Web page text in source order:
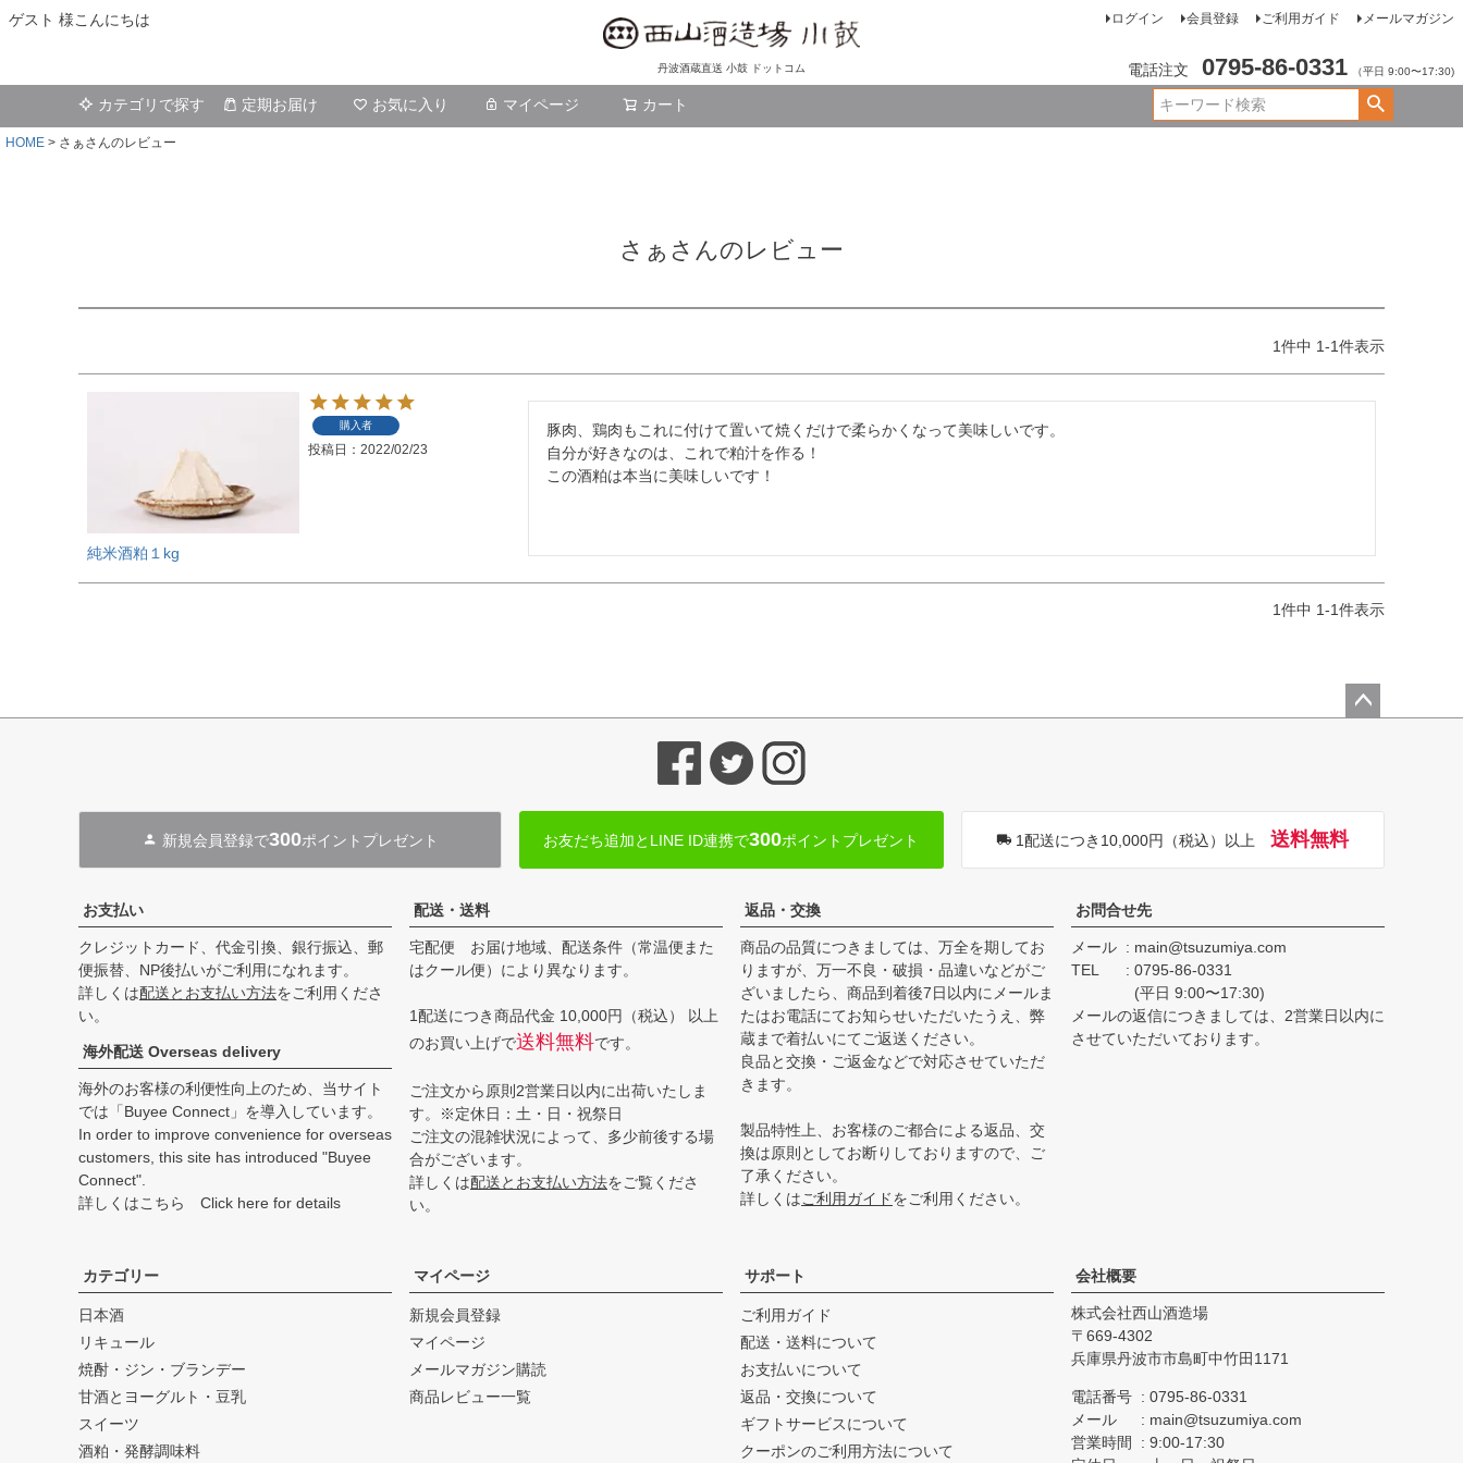
ゲスト 様こんにちは
丹波酒蔵直送 小鼓 ドットコム
ログイン 会員登録 ご利用ガイド メールマガジン
電話注文 0795-86-0331 （平日 9:00〜17:30)
カテゴリで探す 定期お届け お気に入り マイページ カート
HOME さぁさんのレビュー
さぁさんのレビュー
1件中 1-1件表示
純米酒粕１kg
購入者
投稿日 2022/02/23
豚肉、鶏肉もこれに付けて置いて焼くだけで柔らかくなって美味しいです。
自分が好きなのは、これで粕汁を作る！
この酒粕は本当に美味しいです！
1件中 1-1件表示
新規会員登録で300ポイントプレゼント お友だち追加とLINE ID連携で300ポイントプレゼント 1配送につき10,000円（税込）以上送料無料
お支払い
クレジットカード、代金引換、銀行振込、郵
便振替、NP後払いがご利用になれます。
詳しくは配送とお支払い方法をご利用くださ
い。
海外配送 Overseas delivery
海外のお客様の利便性向上のため、当サイト
では「Buyee Connect」を導入しています。
In order to improve convenience for overseas
customers, this site has introduced "Buyee
Connect".
詳しくはこちら Click here for details
配送・送料
宅配便 お届け地域、配送条件（常温便また
はクール便）により異なります。
1配送につき商品代金 10,000円（税込） 以上
のお買い上げで送料無料です。
ご注文から原則2営業日以内に出荷いたしま
す。※定休日：土・日・祝祭日
ご注文の混雑状況によって、多少前後する場
合がございます。
詳しくは配送とお支払い方法をご覧くださ
い。
返品・交換
商品の品質につきましては、万全を期してお
りますが、万一不良・破損・品違いなどがご
ざいましたら、商品到着後7日以内にメールま
たはお電話にてお知らせいただいたうえ、弊
蔵まで着払いにてご返送ください。
良品と交換・ご返金などで対応させていただ
きます。
製品特性上、お客様のご都合による返品、交
換は原則としてお断りしておりますので、ご
了承ください。
詳しくはご利用ガイドをご利用ください。
お問合せ先
メール
main@tsuzumiya.com
TEL
0795-86-0331
(平日 9:00〜17:30)
メールの返信につきましては、2営業日以内に
させていただいております。
カテゴリー
日本酒
リキュール
焼酎・ジン・ブランデー
甘酒とヨーグルト・豆乳
スイーツ
酒粕・発酵調味料
マイページ
新規会員登録
マイページ
メールマガジン購読
商品レビュー一覧
サポート
ご利用ガイド
配送・送料について
お支払いについて
返品・交換について
ギフトサービスについて
クーポンのご利用方法について
会社概要
株式会社西山酒造場
669-4302
兵庫県丹波市市島町中竹田1171
電話番号
0795-86-0331
メール
main@tsuzumiya.com
営業時間
9:00-17:30